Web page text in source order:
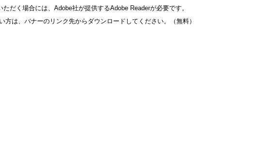
だく場合には、Adobe社が提供するAdobe Readerが必要です。
方は、バナーのリンク先からダウンロードしてください。（無料）